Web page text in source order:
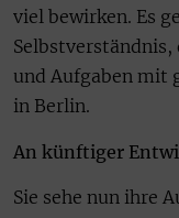
viel bewirken. Es
und Aufgaben mit
in Berlin.
An künftiger
Sie sehe nun ihre